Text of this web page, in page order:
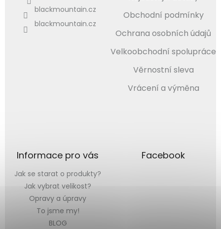
blackmountain.cz
blackmountain.cz
Obchodní podmínky
Ochrana osobních údajů
Velkoobchodní spolupráce
Věrnostní sleva
Vrácení a výměna
Informace pro vás
Jak se starat o produkty?
Jak vybrat velikost?
Opravy a úpravy
To jsme my!
BLOG
Facebook